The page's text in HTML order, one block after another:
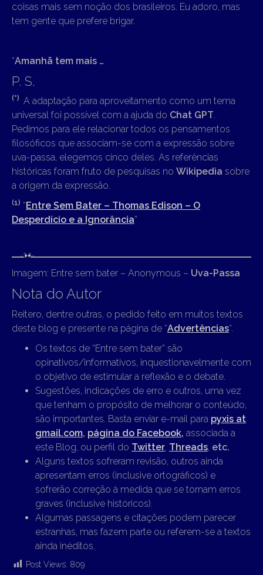
coisas mais sem noção dos brasileiros. Eu adoro, mas
tem gente que prefere brigar.
“Amanhã tem mais …
P. S.
(*) A adaptação para aproveitamento como um tema
universal foi possível com a ajuda do Chat GPT
Pedimos para ele relacionar todos os pensamentos
filosóficos que associam-se com a expressão sobre
uva-passa, elegemos cinco deles. As referências
históricas foram fruto de pesquisas no Wikipedia sobre
a origem da expressão.
(1) “Entre Sem Bater – Thomas Edison – O
Desperdício e a Ignorância”
Imagem: Entre sem bater – Anonymous – Uva-Passa
Nota do Autor
Reitero, dentre outras, o pedido feito em muitos textos
deste blog e presente na página de “Advertências“.
Os textos de “Entre sem bater” são
opinativos/informativos, inquestionavelmente com
o objetivo de estimular a reflexão e o debate.
Sugestões, indicações de erro e outros, uma vez
que tenham o propósito de melhorar o conteúdo,
são importantes. Basta enviar e-mail para pyxis at
gmail.com, página do Facebook, associada a
este Blog, ou perfil do Twitter Threads etc.
Alguns textos sofreram revisão, outros ainda
apresentam erros (inclusive ortográficos) e
sofrerão correção à medida que se tornam erros
graves (inclusive históricos).
Algumas passagens e citações podem parecer
estranhas, mas fazem parte ou referem-se a textos
ainda inéditos.
Post Views: 809